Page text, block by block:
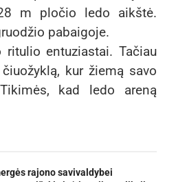
m pločio ledo aikštė.
pabaigoje.
entuziastai. Tačiau
kur žiemą savo
kad ledo areną
rajono savivaldybei